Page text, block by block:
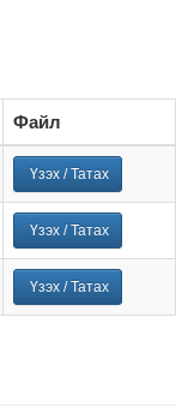
Файл
Үзэх / Татах
Үзэх / Татах
Үзэх / Татах